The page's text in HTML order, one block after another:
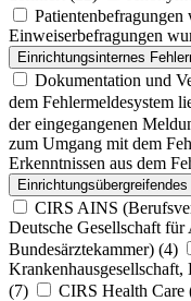
Einweiserbefragungen
Einrichtungsinternes
Dokumentation und
dem Fehlermeldesystem
der eingegangenen
zum Umgang mit dem
Erkenntnissen aus dem
CIRS AINS
Deutsche Gesellschaft
Bundesärztekammer) (4)
Krankenhausgesellschaft,
(7)
CIRS Health Care